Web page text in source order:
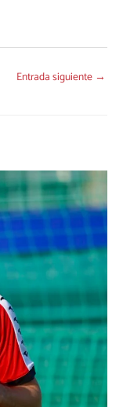
Entrada siguiente →